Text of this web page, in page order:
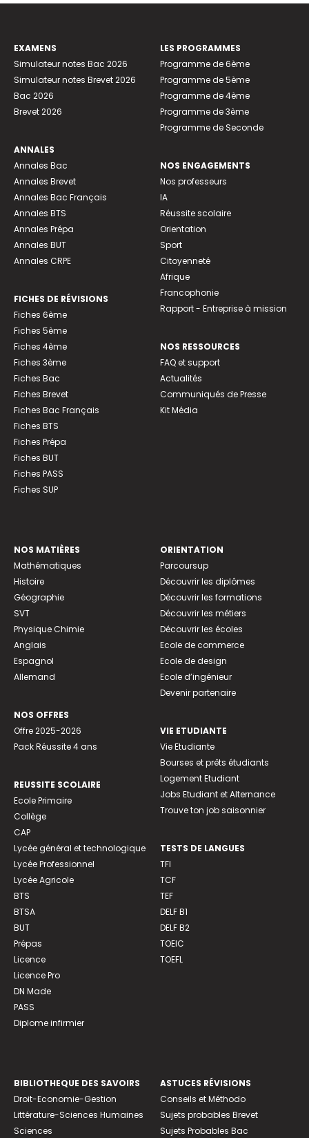
EXAMENS
Simulateur notes Bac 2026
Simulateur notes Brevet 2026
Bac 2026
Brevet 2026
ANNALES
Annales Bac
Annales Brevet
Annales Bac Français
Annales BTS
Annales Prépa
Annales BUT
Annales CRPE
FICHES DE RÉVISIONS
Fiches 6ème
Fiches 5ème
Fiches 4ème
Fiches 3ème
Fiches Bac
Fiches Brevet
Fiches Bac Français
Fiches BTS
Fiches Prépa
Fiches BUT
Fiches PASS
Fiches SUP
LES PROGRAMMES
Programme de 6ème
Programme de 5ème
Programme de 4ème
Programme de 3ème
Programme de Seconde
NOS ENGAGEMENTS
Nos professeurs
IA
Réussite scolaire
Orientation
Sport
Citoyenneté
Afrique
Francophonie
Rapport - Entreprise à mission
NOS RESSOURCES
FAQ et support
Actualités
Communiqués de Presse
Kit Média
NOS MATIÈRES
Mathématiques
Histoire
Géographie
SVT
Physique Chimie
Anglais
Espagnol
Allemand
NOS OFFRES
Offre 2025-2026
Pack Réussite 4 ans
REUSSITE SCOLAIRE
Ecole Primaire
Collège
CAP
Lycée général et technologique
Lycée Professionnel
Lycée Agricole
BTS
BTSA
BUT
Prépas
Licence
Licence Pro
DN Made
PASS
Diplome infirmier
ORIENTATION
Parcoursup
Découvrir les diplômes
Découvrir les formations
Découvrir les métiers
Découvrir les écoles
Ecole de commerce
Ecole de design
Ecole d’ingénieur
Devenir partenaire
VIE ETUDIANTE
Vie Etudiante
Bourses et prêts étudiants
Logement Etudiant
Jobs Etudiant et Alternance
Trouve ton job saisonnier
TESTS DE LANGUES
TFI
TCF
TEF
DELF B1
DELF B2
TOEIC
TOEFL
BIBLIOTHEQUE DES SAVOIRS
Droit-Economie-Gestion
Littérature-Sciences Humaines
Sciences
ASTUCES RÉVISIONS
Conseils et Méthodo
Sujets probables Brevet
Sujets Probables Bac